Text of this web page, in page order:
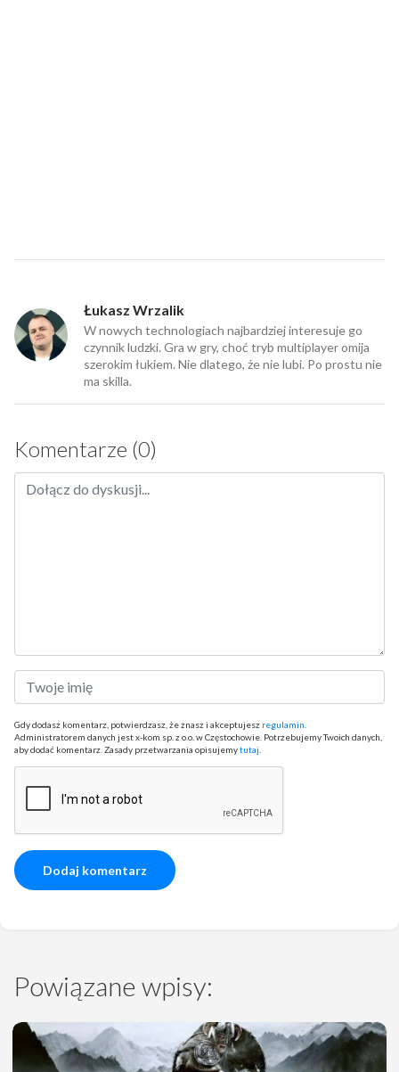
Łukasz Wrzalik
W nowych technologiach najbardziej interesuje go
czynnik ludzki. Gra w gry, choć tryb multiplayer omija
szerokim łukiem. Nie dlatego, że nie lubi. Po prostu nie
ma skilla.
Komentarze (0)
Gdy dodasz komentarz, potwierdzasz, że znasz i akceptujesz regulamin
Administratorem danych jest x-kom sp. z o.o. w Częstochowie. Potrzebujemy Twoich danych,
aby dodać komentarz. Zasady przetwarzania opisujemytutaj
Powiązane wpisy: